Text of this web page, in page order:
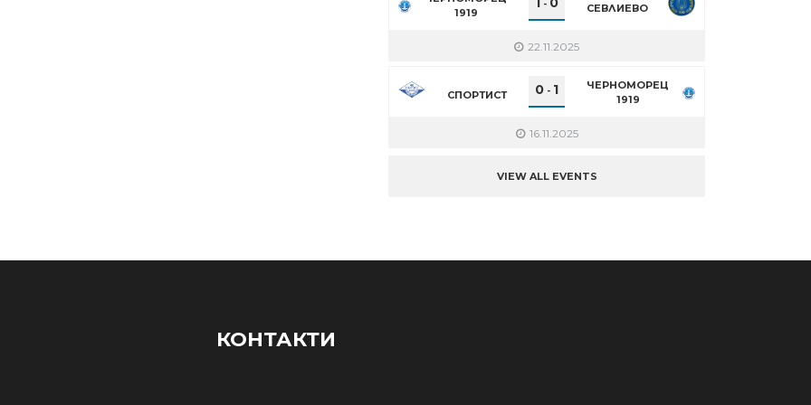
1919
- СЕВЛИЕВО
22.11.2025
СПОРТИСТ 0 - 1
ЧЕРНОМОРЕЦ
1919
16.11.2025
VIEW ALL EVENTS
КОНТАКТИ